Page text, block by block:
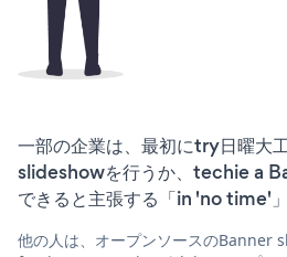
一部の企業は、最初にtry日曜大
slideshowを行うか、techie a
できると主張する「in 'no time'」
他の人は、オープンソースのBanner